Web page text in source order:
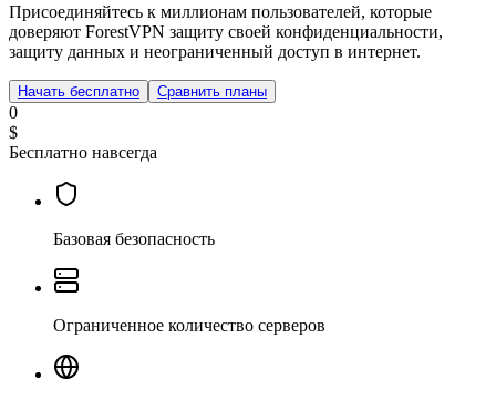
Присоединяйтесь к миллионам пользователей, которые
доверяют ForestVPN защиту своей конфиденциальности,
защиту данных и неограниченный доступ в интернет.
Начать бесплатно Сравнить планы
0
$
Бесплатно навсегда
Базовая безопасность
Ограниченное количество серверов